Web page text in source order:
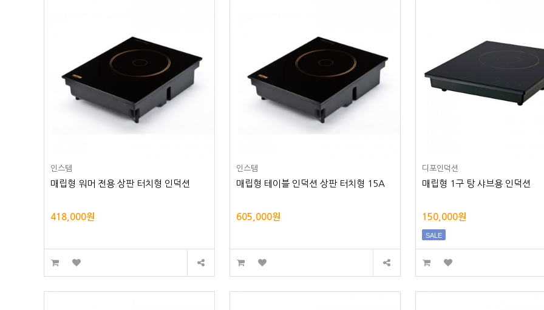
인스템
매립형 워머 전용 상판 터치형 인덕션
418,000원
인스템
매립형 테이블 인덕션 상판 터치형 15A
605,000원
디포인덕션
매립형 1구 탕 샤브용 인덕션
150,000원
SALE